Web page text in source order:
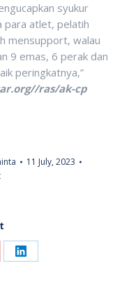
syukur
para atlet, pelatih
mensupport, walau
9 emas, 6 perak dan
peringkatnya,”
ras/ak-cp
11 July, 2023
Share